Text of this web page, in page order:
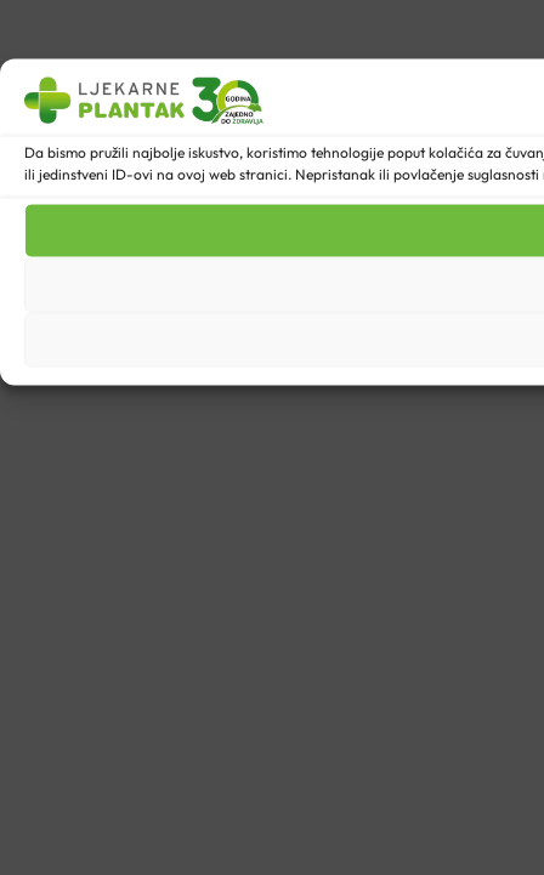
Da bismo pružili najbolje iskustvo, koristimo tehnologije poput kolačića za
ili jedinstveni ID-ovi na ovoj web stranici. Nepristanak ili povlačenje